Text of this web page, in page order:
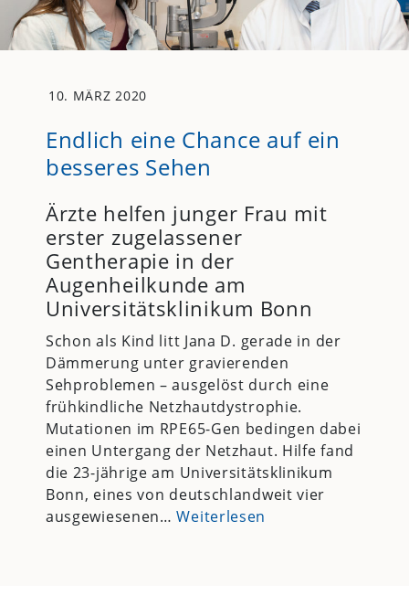
10. MÄRZ 2020
Endlich eine Chance auf ein
besseres Sehen
Ärzte helfen junger Frau mit
erster zugelassener
Gentherapie in der
Augenheilkunde am
Universitätsklinikum Bonn
Schon als Kind litt Jana D. gerade in der
Dämmerung unter gravierenden
Sehproblemen – ausgelöst durch eine
frühkindliche Netzhautdystrophie.
Mutationen im RPE65-Gen bedingen dabei
einen Untergang der Netzhaut. Hilfe fand
die 23-jährige am Universitätsklinikum
Bonn, eines von deutschlandweit vier
ausgewiesenen…Weiterlesen